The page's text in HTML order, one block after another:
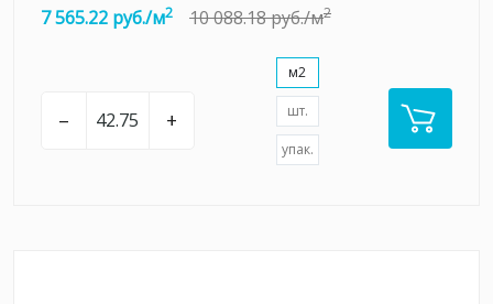
7 565.22 руб./м2 10 088.18 руб./м2
– +
м2
шт.
упак.